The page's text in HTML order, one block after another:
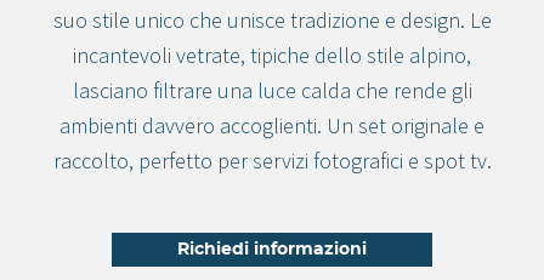
suo stile unico che unisce tradizione e design. Le
incantevoli vetrate, tipiche dello stile alpino,
lasciano filtrare una luce calda che rende gli
ambienti davvero accoglienti. Un set originale e
raccolto, perfetto per servizi fotografici e spot tv.
Richiedi informazioni